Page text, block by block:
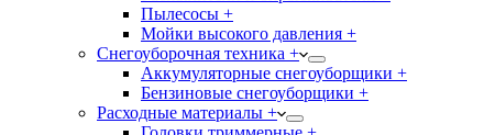
Пылесосы +
Мойки высокого давления +
Снегоуборочная техника +
Аккумуляторные снегоуборщики +
Бензиновые снегоуборщики +
Расходные материалы +